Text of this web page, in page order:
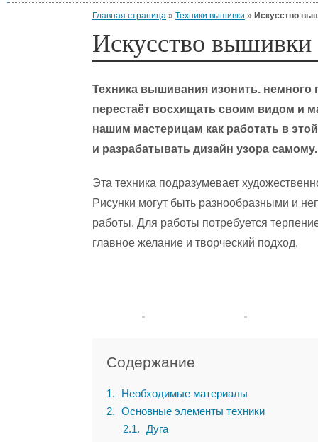
Главная страница » Техники вышивки » Искусство
Искусство вышивки
Техника вышивания изонить. немного
перестаёт восхищать своим видом и
нашим мастерицам как работать в
и разрабатывать дизайн узора самому.
Эта техника подразумевает
Рисунки могут быть разнообразными и
работы. Для работы потребуется
главное желание и творческий подход.
Содержание
1
Необходимые материалы
2
Основные элементы техники
2.1
Дуга